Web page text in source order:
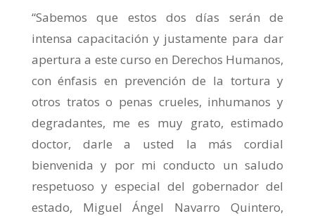
“Sabemos que estos dos días serán de
intensa capacitación y justamente para dar
apertura a este curso en Derechos Humanos,
con énfasis en prevención de la tortura y
otros tratos o penas crueles, inhumanos y
degradantes, me es muy grato, estimado
doctor, darle a usted la más cordial
bienvenida y por mi conducto un saludo
respetuoso y especial del gobernador del
estado, Miguel Ángel Navarro Quintero,